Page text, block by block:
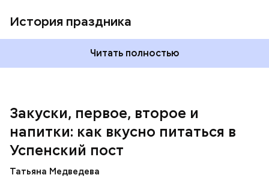
История праздника
Читать полностью
Закуски, первое, второе и
напитки: как вкусно питаться в
Успенский пост
Татьяна Медведева
600 г помидоров;
300 г моркови;
200 г шпината;
зелень петрушки и укропа.